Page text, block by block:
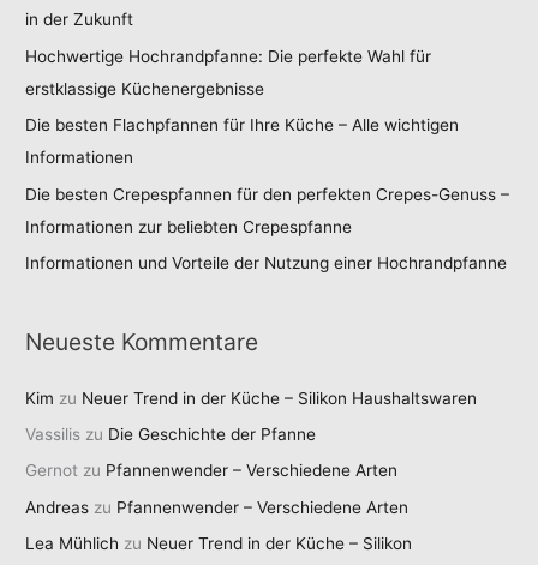
in der Zukunft
Hochwertige Hochrandpfanne: Die perfekte Wahl für
erstklassige Küchenergebnisse
Die besten Flachpfannen für Ihre Küche – Alle wichtigen
Informationen
Die besten Crepespfannen für den perfekten Crepes-Genuss –
Informationen zur beliebten Crepespfanne
Informationen und Vorteile der Nutzung einer Hochrandpfanne
Neueste Kommentare
Kim zu Neuer Trend in der Küche – Silikon Haushaltswaren
Vassilis zu Die Geschichte der Pfanne
Gernot zu Pfannenwender – Verschiedene Arten
Andreas zu Pfannenwender – Verschiedene Arten
Lea Mühlich zu Neuer Trend in der Küche – Silikon